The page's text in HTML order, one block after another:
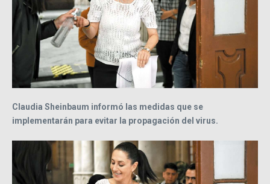
Claudia Sheinbaum informó las medidas que se
implementarán para evitar la propagación del virus.